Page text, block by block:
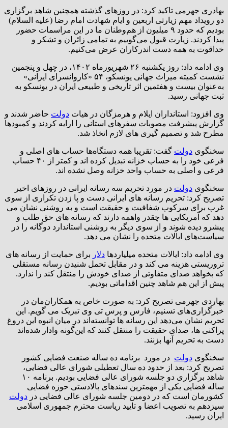
بهادری جهرمی تاکید کرد: در روزهای گذشته همچنین شاهد برگزاری
دو رویداد مهم زیارتی اربعین و ایام شهادت امام رضا (علیه السلام)
بودیم که حدود ۹ میلیون از هم‌وطنان ما در این مراسمات حضور
پیدا کردند. زیارت قبول می‌گوییم به تمامی زائران و تشکر و
خداقوت به همه دست اندرکاران عرض می‌کنیم.
وی ادامه داد: روز یکشنبه ۲۶ شهریورماه ۱۴۰۲، در چهل و پنجمین
نشست کمیته میراث جهانی یونسکو، ۵۴ «کاروانسرای ایرانی»
به‌عنوان بیست و هفتمین اثر تاریخی و طبیعی ایران در یونسکو به
ثبت جهانی رسید.
وی افزود: استانداران ایلام و هرمزگان در هیات دولت حاضر شدند و
گزارش پیشرفت مصوبات سفرهای استانی را ارایه کردند و کمبودها
مطرح شد و تصمیم گیری های لازم اتخاذ شد.
سخنگوی دولت گفت: تقریبا همه دستگاه‌ها حساب های اصلی و
فرعی خود را به حساب خزانه تبدیل کرده اند و کمتر از ۴۰ حساب
فرعی و اصلی به حساب واحد خزانه وصل نشده اند.
سخنگوی دولت در مورد تحریم سه رسانه ایرانی در روزهای اخیر
تصریح کرد: تحریم رسانه های ایرانی دست و پا زدن تکراری از سوی
غرب برای سرکوب شفافیت و حقیقت است و به روشنی نشان می
دهد که آمریکایی ها چقدر واهمه دارند که رسانه های حق طلب و
پیشرو دیده شوند و از سوی دیگر به روشنی استاندارد دوگانه را در
سیاست‌های ایالات متحده را نشان می دهد.
وی ادامه داد: ایالات متحده میلیاردها دلار برای حمایت از رسانه های
تروریستی هزینه می کند و در مقابل تحمل شنیدن رسانه مستقلی
که بخواهد صدای متفاوتی از صدای خودش را منتقل کند را ندارد.
پیش از این هم شاهد چنین اقداماتی بودیم.
بهاردی جهرمی تصریح کرد: به صورت خاص به همکاران‌مان در
خبرگزاری‌های تسنیم، فارس و پرس تی وی تبریک می گویم. این
تحریم نشان می‌دهد این رسانه ها توانسته‌اند در میان انبوه این دروغ
پراکنی ها، صدای حقیقت را منتقل کنند که این‌گونه وادار شده‌اند
دست به تحریم آنها بزنند.
سخنگوی دولت در مورد برنامه ده ساله صنعت فضایی کشور
تصریح کرد: بعد از حدود ده سال تعطیلی شورای عالی فضایی،
شاهد برگزاری دو جلسه شورای عالی فضایی بودیم. برنامه ۱۰
ساله فضایی یکی از مهمترین سندهای بالادستی حوزه فضایی
کشورمان است که در دومین جلسه شورای عالی فضایی در دولت
سیزدهم به تصویب اعضا و تایید ریاست محترم جمهوری اسلامی
ایران رسید.